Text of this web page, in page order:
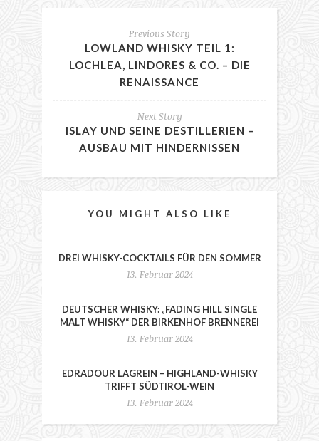
Previous Story
LOWLAND WHISKY TEIL 1:
LOCHLEA, LINDORES & CO. – DIE
RENAISSANCE
Next Story
ISLAY UND SEINE DESTILLERIEN –
AUSBAU MIT HINDERNISSEN
YOU MIGHT ALSO LIKE
DREI WHISKY-COCKTAILS FÜR DEN SOMMER
13. Februar 2024
DEUTSCHER WHISKY: „FADING HILL SINGLE
MALT WHISKY“ DER BIRKENHOF BRENNEREI
13. Februar 2024
EDRADOUR LAGREIN – HIGHLAND-WHISKY
TRIFFT SÜDTIROL-WEIN
13. Februar 2024